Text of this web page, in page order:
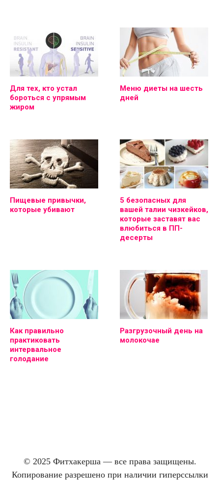
Для тех, кто устал
бороться с упрямым
жиром
Меню диеты на шесть
дней
Пищевые привычки,
которые убивают
5 безопасных для
вашей талии чизкейков,
которые заставят вас
влюбиться в ПП-
десерты
Как правильно
практиковать
интервальное
голодание
Разгрузочный день на
молокочае
© 2025 Фитхакерша — все права защищены.
Копирование разрешено при наличии гиперссылки